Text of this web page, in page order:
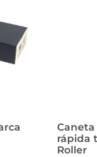
rápida
Roller